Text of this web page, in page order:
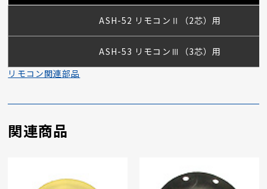
ASH-52 リモコンⅡ（2芯）用
ASH-53 リモコンⅢ（3芯）用
リモコン関連部品
関連商品